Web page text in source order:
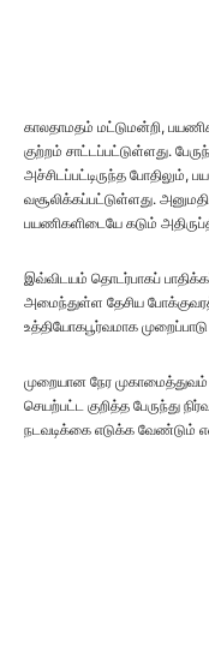
காலதாமதம் மட்டுமன்றி,
குற்றம் சாட்டப்பட்டுள்ளது.
அச்சிடப்பட்டிருந்த போதிலும்,
வசூலிக்கப்பட்டுள்ளது.
பயணிகளிடையே கடும்
இவ்விடயம் தொடர்பாகப்
அமைந்துள்ள தேசிய
உத்தியோகபூர்வமாக
முறையான நேர முகாமைத்துவம்
செயற்பட்ட குறித்த பேருந்து
நடவடிக்கை எடுக்க வேண்டும்